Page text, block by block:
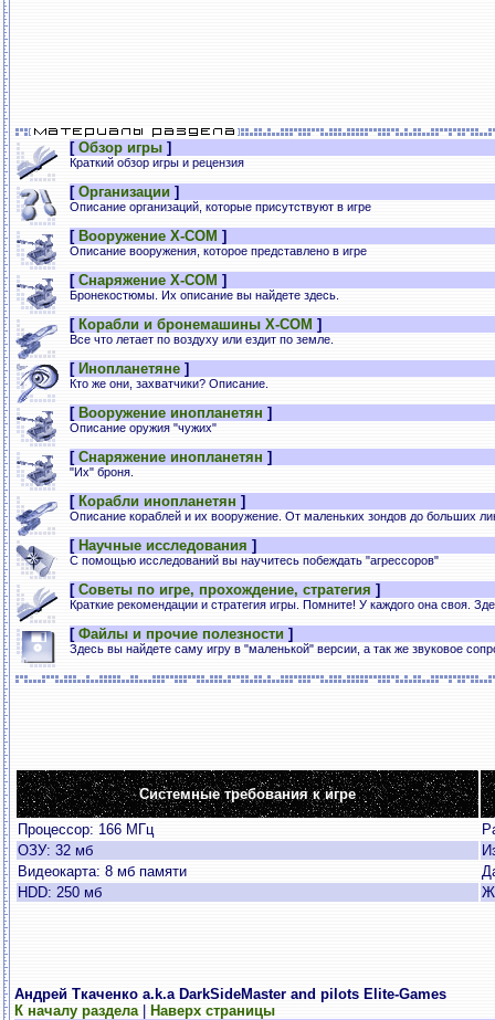
[ Обзор игры ]
Краткий обзор игры и рецензия
[ Организации ]
Описание организаций, которые присутствуют в игре
[ Вооружение X-COM ]
Описание вооружения, которое представлено в игре
[ Снаряжение X-COM ]
Бронекостюмы. Их описание вы найдете здесь.
[ Корабли и бронемашины X-COM ]
Все что летает по воздуху или ездит по земле.
[ Инопланетяне ]
Кто же они, захватчики? Описание.
[ Вооружение инопланетян ]
Описание оружия "чужих"
[ Снаряжение инопланетян ]
"Их" броня.
[ Корабли инопланетян ]
Описание кораблей и их вооружение. От маленьких зондов до больших
[ Научные исследования ]
С помощью исследований вы научитесь побеждать "агрессоров"
[ Советы по игре, прохождение, стратегия ]
Краткие рекомендации и стратегия игры. Помните! У каждого она своя.
[ Файлы и прочие полезности ]
Здесь вы найдете саму игру в "маленькой" версии, а так же звуковое
Системные требования к игре
Процессор: 166 МГц
ОЗУ: 32 мб
Видеокарта: 8 мб памяти
HDD: 250 мб
Андрей Ткаченко а.k.а DarkSideMaster and pilots Elite-Games
К началу раздела|
Наверх страницы